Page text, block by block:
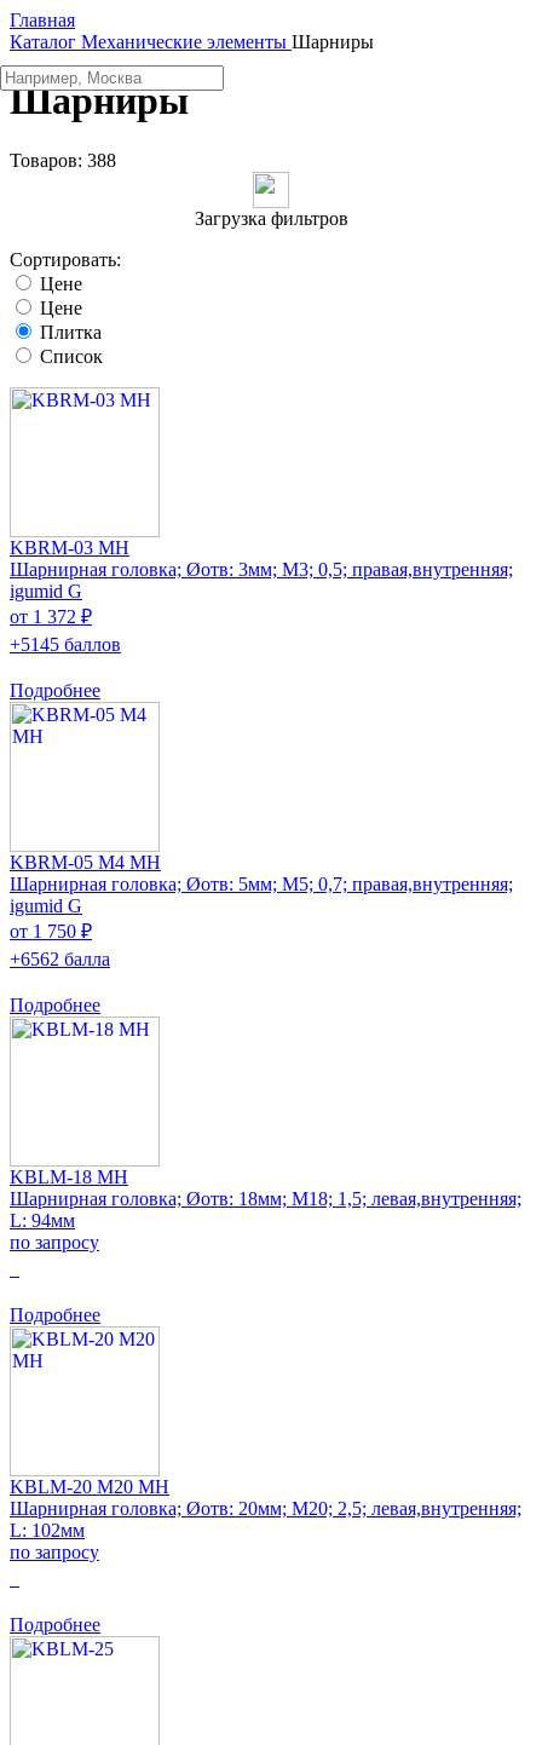
Главная
Каталог Механические элементы Шарниры
Шарниры
Товаров: 388
Загрузка фильтров
Сортировать:
Цене
Цене
Плитка
Список
KBRM-03 MH
Шарнирная головка; Øотв: 3мм; M3; 0,5; правая,внутренняя;
igumid G
от 1 372 ₽
+5145 баллов
Подробнее
KBRM-05 M4 MH
Шарнирная головка; Øотв: 5мм; M5; 0,7; правая,внутренняя;
igumid G
от 1 750 ₽
+6562 балла
Подробнее
KBLM-18 MH
Шарнирная головка; Øотв: 18мм; M18; 1,5; левая,внутренняя;
L: 94мм
по запросу
Подробнее
KBLM-20 M20 MH
Шарнирная головка; Øотв: 20мм; M20; 2,5; левая,внутренняя;
L: 102мм
по запросу
Подробнее